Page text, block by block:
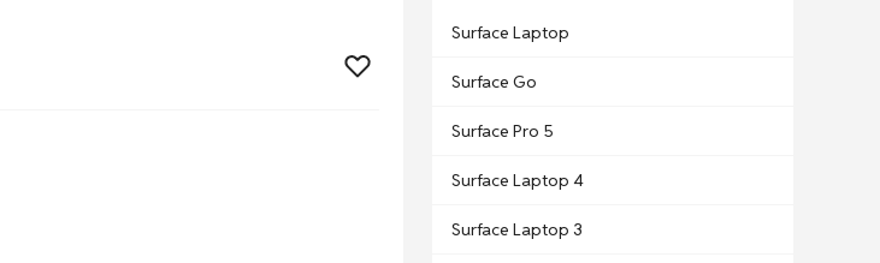
Surface Laptop
Surface Go
Surface Pro 5
Surface Laptop 4
Surface Laptop 3